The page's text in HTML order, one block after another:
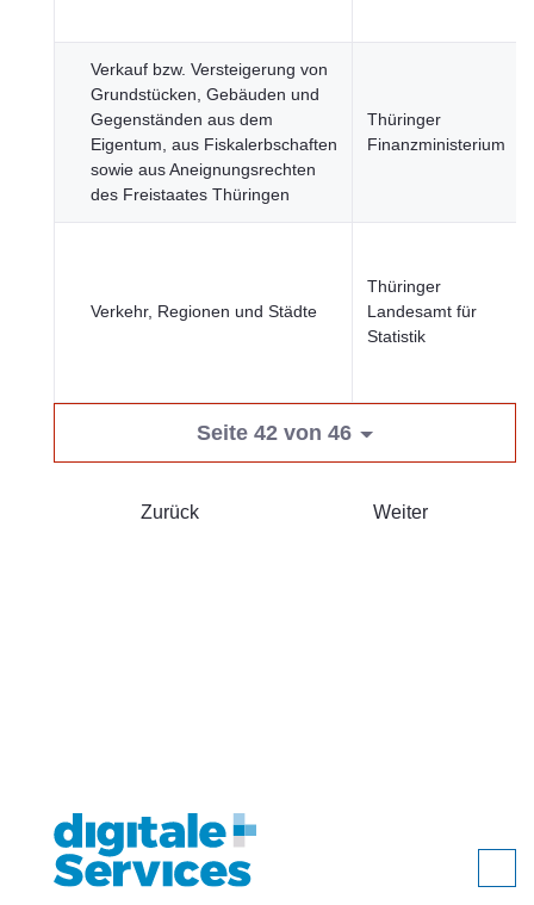
Verkauf bzw. Versteigerung von
Grundstücken, Gebäuden und
Gegenständen aus dem
Eigentum, aus Fiskalerbschaften
sowie aus Aneignungsrechten
des Freistaates Thüringen
Thüringer
Finanzministerium
Verkehr, Regionen und Städte
Thüringer
Landesamt für
Statistik
Seite 42 von 46
Zurück Weiter